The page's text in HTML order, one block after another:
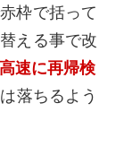
枠で括って
える事で改
速に再帰検
落ちるよう